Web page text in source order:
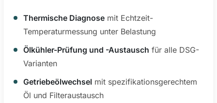
Thermische Diagnose mit Echtzeit-
Temperaturmessung unter Belastung
Ölkühler-Prüfung und -Austausch für alle DSG-
Varianten
Getriebeölwechsel mit spezifikationsgerechtem
Öl und Filteraustausch